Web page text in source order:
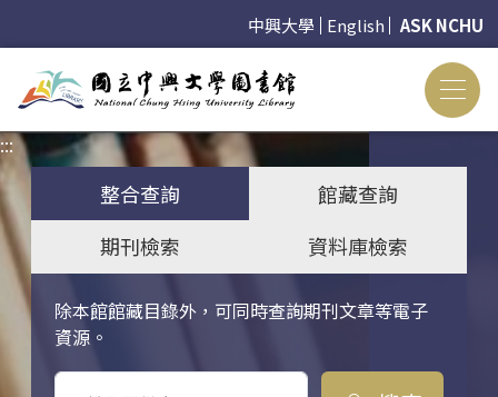
中興大學 English ASK NCHU
:::
整合查詢
館藏查詢
期刊檢索
資料庫檢索
除本館館藏目錄外，可同時查詢期刊文章等電子
資源。
關鍵字搜尋